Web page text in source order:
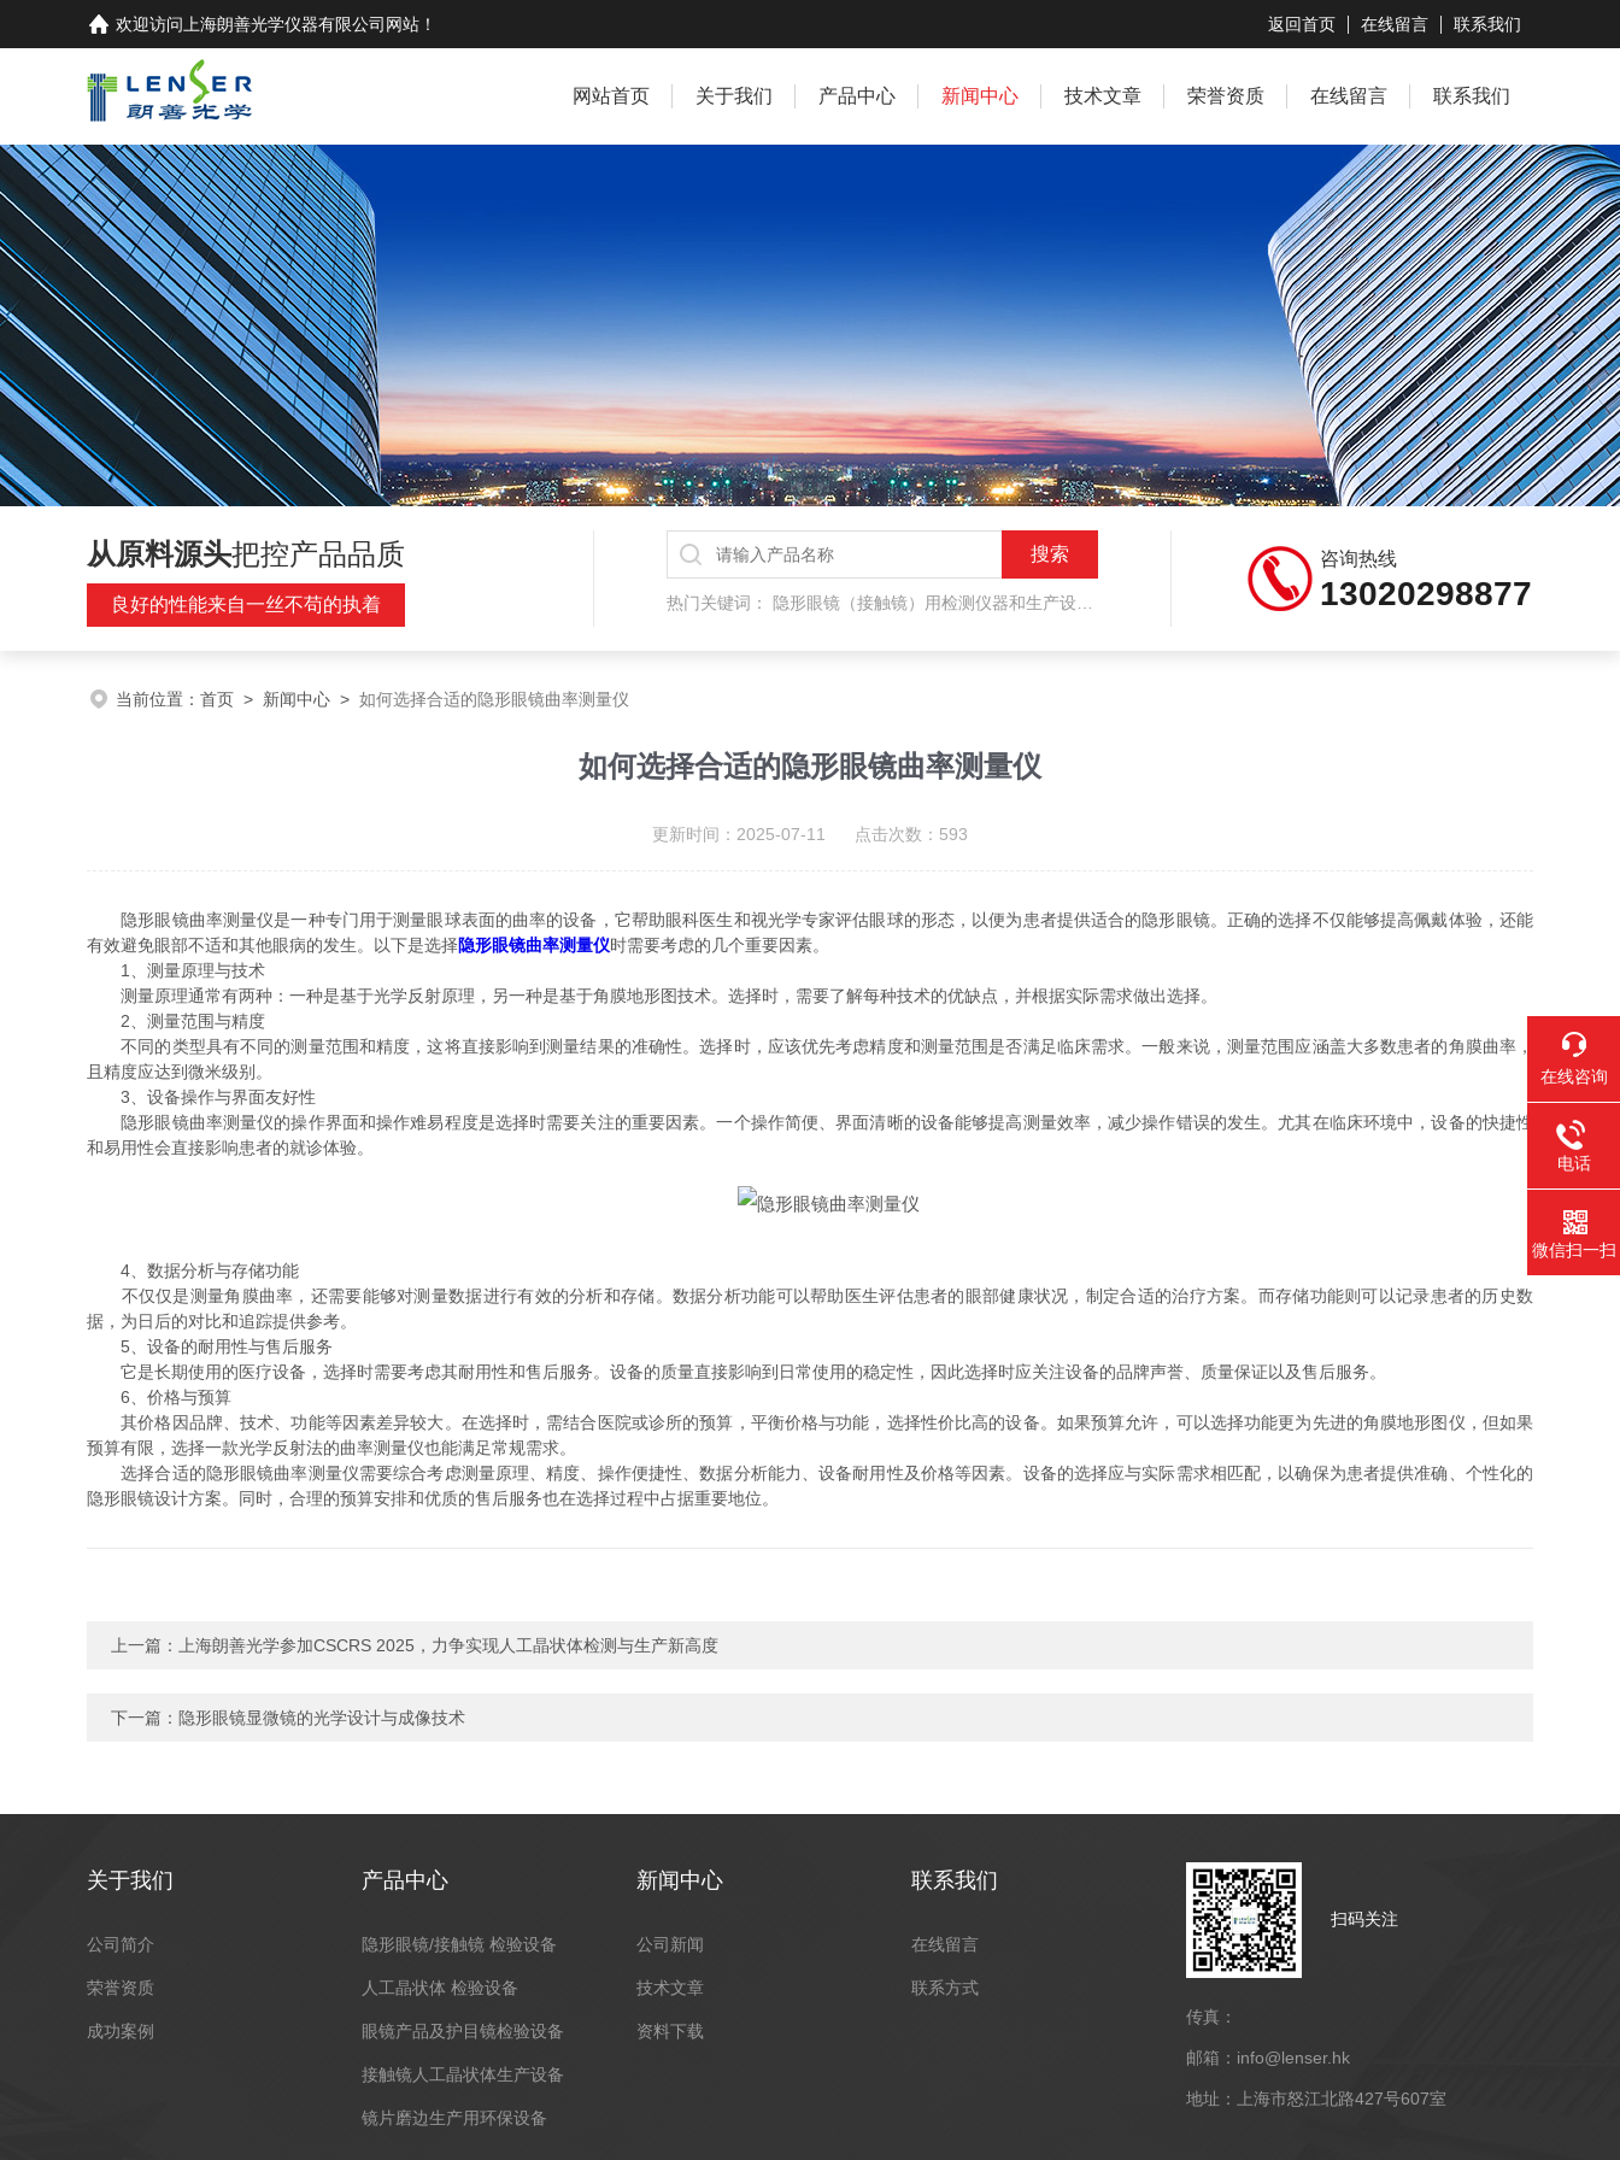
欢迎访问 上海朗善光学仪器有限公司 网站！ 返回首页 在线留言 联系我们
网站首页 关于我们 产品中心 新闻中心 技术文章 荣誉资质 在线留言 联系我们
从原料源头把控产品品质
良好的性能来自一丝不苟的执着 热门关键词： 隐形眼镜（接触镜）用检测仪器和生产设备，人工晶状体（IOL/ICL）用检测仪器和生产设备，眼镜产品检测仪器，水气处理环保设备
咨询热线
13020298877
当前位置： 首页 > 新闻中心 > 如何选择合适的隐形眼镜曲率测量仪
如何选择合适的隐形眼镜曲率测量仪
更新时间：2025-07-11 点击次数：593
隐形眼镜曲率测量仪是一种专门用于测量眼球表面的曲率的设备，它帮助眼科医生和视光学专家评估眼球的形态，以便为患者提供适合的隐形眼镜。正确的选择不仅能够提高佩戴体验，还能
有效避免眼部不适和其他眼病的发生。以下是选择隐形眼镜曲率测量仪时需要考虑的几个重要因素。
1、测量原理与技术
测量原理通常有两种：一种是基于光学反射原理，另一种是基于角膜地形图技术。选择时，需要了解每种技术的优缺点，并根据实际需求做出选择。
2、测量范围与精度
不同的类型具有不同的测量范围和精度，这将直接影响到测量结果的准确性。选择时，应该优先考虑精度和测量范围是否满足临床需求。一般来说，测量范围应涵盖大多数患者的角膜曲率，
且精度应达到微米级别。
3、设备操作与界面友好性
隐形眼镜曲率测量仪的操作界面和操作难易程度是选择时需要关注的重要因素。一个操作简便、界面清晰的设备能够提高测量效率，减少操作错误的发生。尤其在临床环境中，设备的快捷性
和易用性会直接影响患者的就诊体验。
4、数据分析与存储功能
不仅仅是测量角膜曲率，还需要能够对测量数据进行有效的分析和存储。数据分析功能可以帮助医生评估患者的眼部健康状况，制定合适的治疗方案。而存储功能则可以记录患者的历史数
据，为日后的对比和追踪提供参考。
5、设备的耐用性与售后服务
它是长期使用的医疗设备，选择时需要考虑其耐用性和售后服务。设备的质量直接影响到日常使用的稳定性，因此选择时应关注设备的品牌声誉、质量保证以及售后服务。
6、价格与预算
其价格因品牌、技术、功能等因素差异较大。在选择时，需结合医院或诊所的预算，平衡价格与功能，选择性价比高的设备。如果预算允许，可以选择功能更为先进的角膜地形图仪，但如果
预算有限，选择一款光学反射法的曲率测量仪也能满足常规需求。
选择合适的隐形眼镜曲率测量仪需要综合考虑测量原理、精度、操作便捷性、数据分析能力、设备耐用性及价格等因素。设备的选择应与实际需求相匹配，以确保为患者提供准确、个性化的
隐形眼镜设计方案。同时，合理的预算安排和优质的售后服务也在选择过程中占据重要地位。
上一篇： 上海朗善光学参加CSCRS 2025，力争实现人工晶状体检测与生产新高度
下一篇： 隐形眼镜显微镜的光学设计与成像技术
关于我们
公司简介
荣誉资质
成功案例
产品中心
隐形眼镜/接触镜 检验设备
人工晶状体 检验设备
眼镜产品及护目镜检验设备
接触镜人工晶状体生产设备
镜片磨边生产用环保设备
新闻中心
公司新闻
技术文章
资料下载
联系我们
在线留言
联系方式
扫码关注
传真：
邮箱：info@lenser.hk
地址：上海市怒江北路427号607室
在线咨询
电话
微信扫一扫